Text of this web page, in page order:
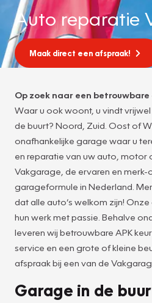
Auto reparatie
Maak direct een afspraak!
Op zoek naar een
Waar u ook woont, u vindt
de buurt? Noord, Zuid. Oost of
onafhankelijke garage waar u
en reparatie van uw auto, motor
Vakgarage, de ervaren en merk-
garageformule in Nederland.
dat alle auto’s welkom zijn!
hun werk met passie. Behalve
leveren wij betrouwbare APK
service en een grote of kleine
afspraak bij een van de
Garage in de